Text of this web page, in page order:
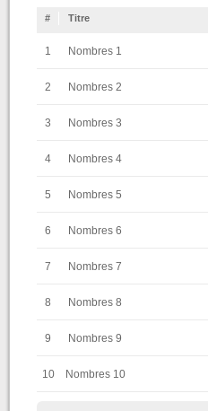
# Titre
1 Nombres 1
2 Nombres 2
3 Nombres 3
4 Nombres 4
5 Nombres 5
6 Nombres 6
7 Nombres 7
8 Nombres 8
9 Nombres 9
10 Nombres 10